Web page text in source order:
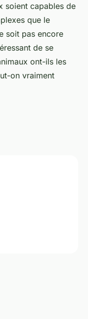
soient capables de
que le
soit pas encore
de se
ont-ils les
on vraiment